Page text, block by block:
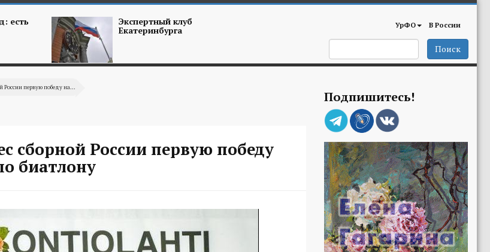
есть Экспертный клуб
Екатеринбурга УрФО В России
Поиск
первую победу на...
сборной России первую победу
биатлону
Подпишитесь!